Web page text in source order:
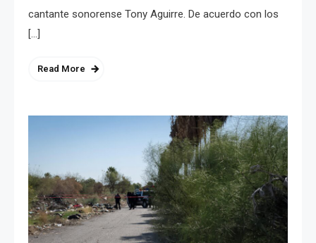
cantante sonorense Tony Aguirre. De acuerdo con los
[…]
Read More